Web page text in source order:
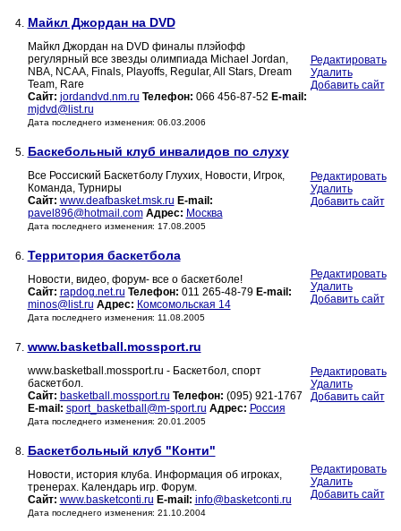
4. Майкл Джордан на DVD
Майкл Джордан на DVD финалы плэйофф
регулярный все звезды олимпиада Michael Jordan,
NBA, NCAA, Finals, Playoffs, Regular, All Stars, Dream
Team, Rare
Сайт: jordandvd.nm.ru Телефон: 066 456-87-52 E-mail:
mjdvd@list.ru
Дата последнего изменения: 06.03.2006
Редактировать
Удалить
Добавить сайт
5. Баскебольный клуб инвалидов по слуху
Все Россиский Баскетболу Глухих, Новости, Игрок,
Команда, Турниры
Сайт: www.deafbasket.msk.ru E-mail:
pavel896@hotmail.com Адрес: Москва
Дата последнего изменения: 17.08.2005
Редактировать
Удалить
Добавить сайт
6. Территория баскетбола
Новости, видео, форум- все о баскетболе!
Сайт: rapdog.net.ru Телефон: 011 265-48-79 E-mail:
minos@list.ru Адрес: Комсомольская 14
Дата последнего изменения: 11.08.2005
Редактировать
Удалить
Добавить сайт
7. www.basketball.mossport.ru
www.basketball.mossport.ru - Баскетбол, спорт
баскетбол.
Сайт: basketball.mossport.ru Телефон: (095) 921-1767
E-mail: sport_basketball@m-sport.ru Адрес: Россия
Дата последнего изменения: 20.01.2005
Редактировать
Удалить
Добавить сайт
8. Баскетбольный клуб "Конти"
Новости, история клуба. Информация об игроках,
тренерах. Календарь игр. Форум.
Сайт: www.basketconti.ru E-mail: info@basketconti.ru
Дата последнего изменения: 21.10.2004
Редактировать
Удалить
Добавить сайт